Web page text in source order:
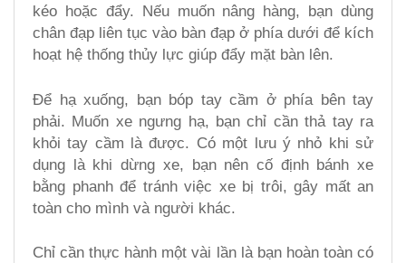
kéo hoặc đẩy. Nếu muốn nâng hàng, bạn dùng
chân đạp liên tục vào bàn đạp ở phía dưới để kích
hoạt hệ thống thủy lực giúp đẩy mặt bàn lên.
Để hạ xuống, bạn bóp tay cầm ở phía bên tay
phải. Muốn xe ngưng hạ, bạn chỉ cần thả tay ra
khỏi tay cầm là được. Có một lưu ý nhỏ khi sử
dụng là khi dừng xe, bạn nên cố định bánh xe
bằng phanh để tránh việc xe bị trôi, gây mất an
toàn cho mình và người khác.
Chỉ cần thực hành một vài lần là bạn hoàn toàn có